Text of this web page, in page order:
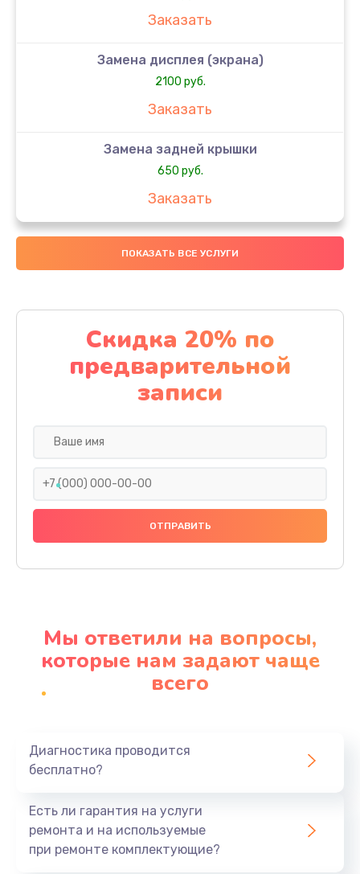
Заказать
Замена дисплея (экрана)
2100 руб.
Заказать
Замена задней крышки
650 руб.
Заказать
Замена аккумулятора
4000 руб.
Замена материнской платы
1100 руб.
Заказать
Замена праймера
1000 руб.
Заказать
Профилактическая чистка
Заказать
ПОКАЗАТЬ ВСЕ УСЛУГИ
Скидка 20% по
предварительной
записи
Мы ответили на вопросы,
которые нам задают чаще
всего
Диагностика проводится
бесплатно?
Есть ли гарантия на услуги
ремонта и на используемые
при ремонте комплектующие?